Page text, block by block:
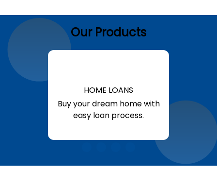
Our Products
HOME LOANS
Buy your dream home with
easy loan process.